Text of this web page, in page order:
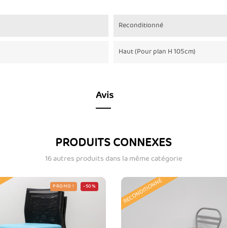
Reconditionné
Haut (Pour plan H 105cm)
Avis
PRODUITS CONNEXES
16 autres produits dans la même catégorie
PROMO ! -50% RECONDITIONNÉ